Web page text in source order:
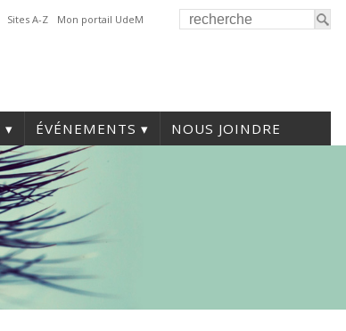
Sites A-Z Mon portail UdeM
ÉVÉNEMENTS NOUS JOINDRE